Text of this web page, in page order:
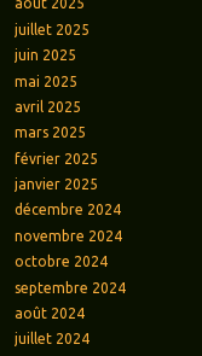
août 2025
juillet 2025
juin 2025
mai 2025
avril 2025
mars 2025
février 2025
janvier 2025
décembre 2024
novembre 2024
octobre 2024
septembre 2024
août 2024
juillet 2024